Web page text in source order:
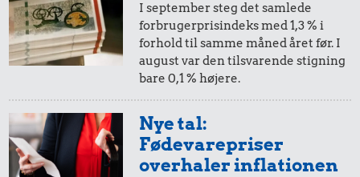
10 øre
i 1983
= 0,11,-
i 1984
5 øre
i 1983 i 1984
I september steg det samlede
forbrugerprisindeks med 1,3 % i
forhold til samme måned året før. I
august var den tilsvarende stigning
bare 0,1 % højere.
Nye tal:
Fødevarepriser
overhaler inflationen